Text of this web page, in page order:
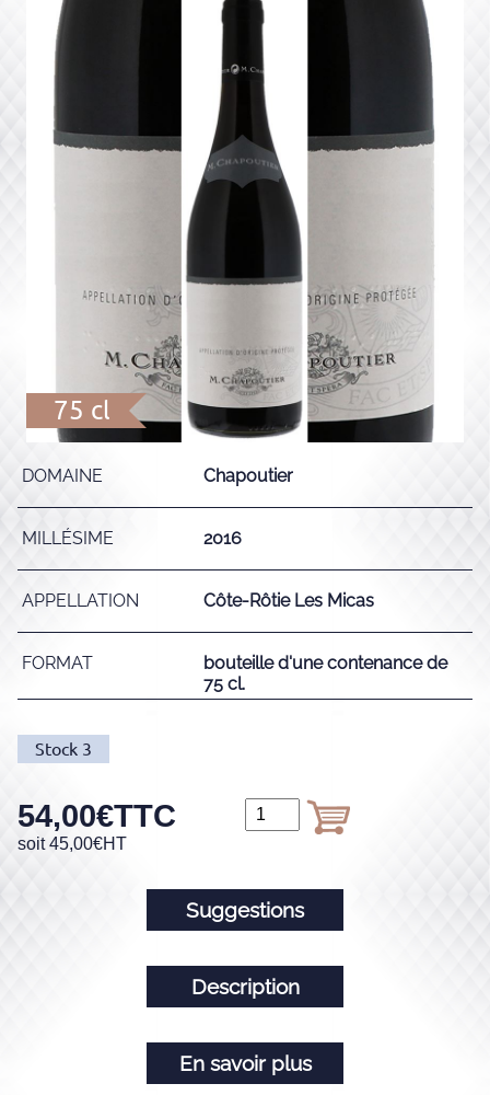
75 cl
DOMAINE Chapoutier
MILLÉSIME 2016
APPELLATION Côte-Rôtie Les Micas
FORMAT
bouteille d'une contenance de
75 cl.
Stock 3
54,00€TTC
soit 45,00€HT
Suggestions
Description
En savoir plus